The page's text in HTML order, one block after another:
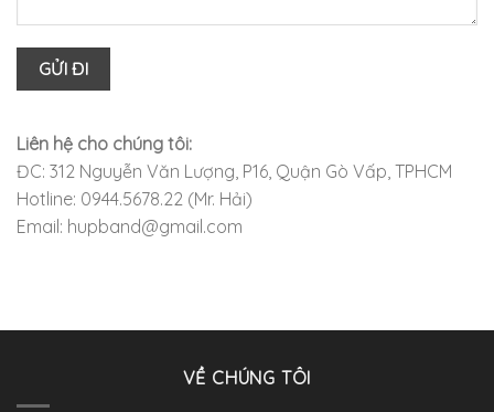
Liên hệ cho chúng tôi:
ĐC: 312 Nguyễn Văn Lượng, P16, Quận Gò Vấp, TPHCM
Hotline: 0944.5678.22 (Mr. Hải)
Email: hupband@gmail.com
VỀ CHÚNG TÔI